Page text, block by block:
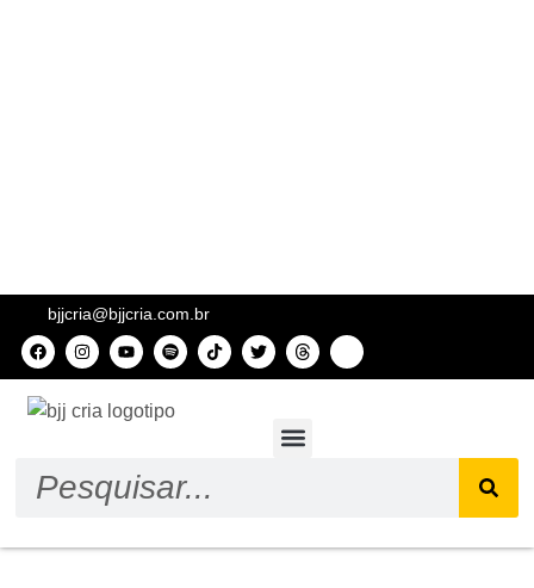
bjjcria@bjjcria.com.br